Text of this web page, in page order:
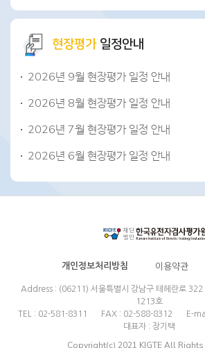
현장평가일정안내
2026년 9월 현장평가 일정 안내
2026년 8월 현장평가 일정 안내
2026년 7월 현장평가 일정 안내
2026년 6월 현장평가 일정 안내
개인정보처리방침 이용약관
Address : (06211) 서울특별시 강남구 테헤란로 322
1213호
TEL : 02-581-8311
FAX : 02-588-8312
E-
대표자 : 장기택
Copyright(c) 2021 KIGTE All Rights